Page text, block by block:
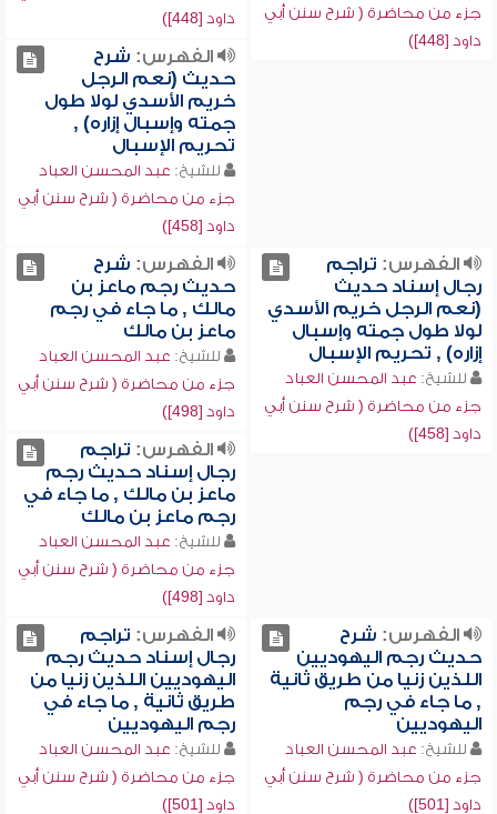
جزء من محاضرة ( شرح سنن أبي
داود [448])
داود [448])
الفهرس: شرح
حديث (نعم الرجل
خريم الأسدي لولا طول
جمته وإسبال إزاره) ,
تحريم الإسبال
للشيخ: عبد المحسن العباد
جزء من محاضرة ( شرح سنن أبي
داود [458])
الفهرس: تراجم
رجال إسناد حديث
(نعم الرجل خريم الأسدي
لولا طول جمته وإسبال
إزاره) , تحريم الإسبال
للشيخ: عبد المحسن العباد
جزء من محاضرة ( شرح سنن أبي
داود [458])
الفهرس: شرح
حديث رجم ماعز بن
مالك , ما جاء في رجم
ماعز بن مالك
للشيخ: عبد المحسن العباد
جزء من محاضرة ( شرح سنن أبي
داود [498])
الفهرس: تراجم
رجال إسناد حديث رجم
ماعز بن مالك , ما جاء في
رجم ماعز بن مالك
للشيخ: عبد المحسن العباد
جزء من محاضرة ( شرح سنن أبي
داود [498])
الفهرس: شرح
حديث رجم اليهوديين
اللذين زنيا من طريق ثانية
, ما جاء في رجم
اليهوديين
للشيخ: عبد المحسن العباد
جزء من محاضرة ( شرح سنن أبي
داود [501])
الفهرس: تراجم
رجال إسناد حديث رجم
اليهوديين اللذين زنيا من
طريق ثانية , ما جاء في
رجم اليهوديين
للشيخ: عبد المحسن العباد
جزء من محاضرة ( شرح سنن أبي
داود [501])